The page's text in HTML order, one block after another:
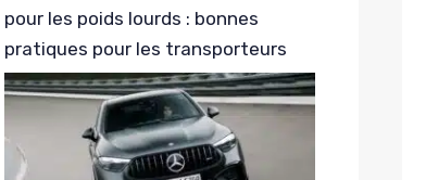
pour les poids lourds : bonnes
pratiques pour les transporteurs